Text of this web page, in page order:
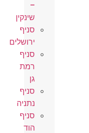
–
שינקין
סניף
ירושלים
סניף
רמת
גן
סניף
נתניה
סניף
הוד